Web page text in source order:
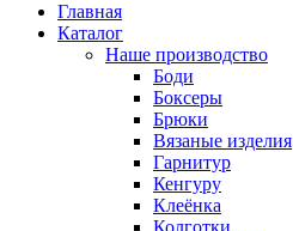
Главная
Каталог
Наше производство
Боди
Боксеры
Брюки
Вязаные изделия
Гарнитур
Кенгуру
Клеёнка
Колготки